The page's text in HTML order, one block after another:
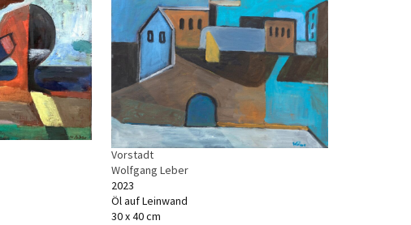
Vorstadt
Wolfgang Leber
2023
Öl auf Leinwand
30 x 40 cm